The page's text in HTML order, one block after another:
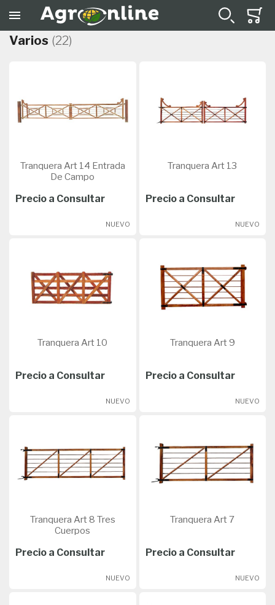
Varios (22)
Tranquera Art 14 Entrada
De Campo
Precio a Consultar
NUEVO
Tranquera Art 13
Precio a Consultar
NUEVO
Tranquera Art 10
Precio a Consultar
NUEVO
Tranquera Art 9
Precio a Consultar
NUEVO
Tranquera Art 8 Tres
Cuerpos
Precio a Consultar
NUEVO
Tranquera Art 7
Precio a Consultar
NUEVO